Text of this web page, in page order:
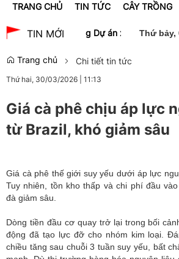
TRANG CHỦ TIN TỨC CÂY TRỒNG
TIN MỚI
lễ khởi công Dự án xây dựng Trường
Thứ bảy,
Trang chủ Chi tiết tin tức
Thứ hai, 30/03/2026 11:13
Giá cà phê chịu áp lực
từ Brazil, khó giảm sâu
Giá cà phê thế giới suy yếu dưới áp lực
Tuy nhiên, tồn kho thấp và chi phí đầu
đà giảm sâu.
Dòng tiền đầu cơ quay trở lại trong bối
động đã tạo lực đỡ cho nhóm kim loại.
chiều tăng sau chuỗi 3 tuần suy yếu, bất